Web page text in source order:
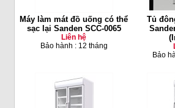
Máy làm mát đồ uống có thể
sạc lại Sanden SCC-0065
Liên hệ
Bảo hành : 12 tháng
Tủ
Bảo